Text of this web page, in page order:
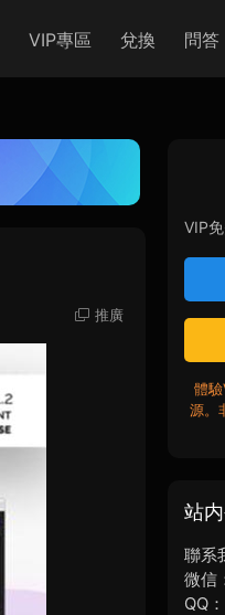
VIP專區 兌換 問答
推廣
VIP
體
源。
站
聯系
微信
QQ